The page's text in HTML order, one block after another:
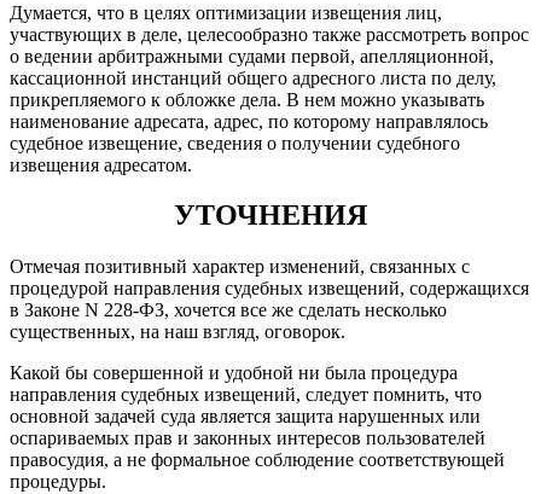
Думается, что в целях оптимизации извещения лиц,
участвующих в деле, целесообразно также рассмотреть вопрос
о ведении арбитражными судами первой, апелляционной,
кассационной инстанций общего адресного листа по делу,
прикрепляемого к обложке дела. В нем можно указывать
наименование адресата, адрес, по которому направлялось
судебное извещение, сведения о получении судебного
извещения адресатом.
УТОЧНЕНИЯ
Отмечая позитивный характер изменений, связанных с
процедурой направления судебных извещений, содержащихся
в Законе N 228-ФЗ, хочется все же сделать несколько
существенных, на наш взгляд, оговорок.
Какой бы совершенной и удобной ни была процедура
направления судебных извещений, следует помнить, что
основной задачей суда является защита нарушенных или
оспариваемых прав и законных интересов пользователей
правосудия, а не формальное соблюдение соответствующей
процедуры.